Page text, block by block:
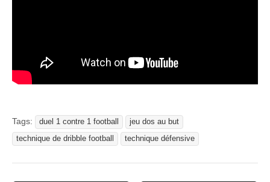
Tags: duel 1 contre 1 football
jeu dos au but
technique de dribble football
technique défensive